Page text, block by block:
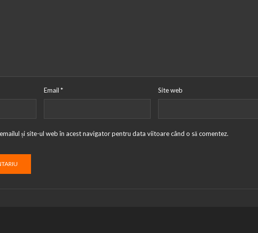
Email* Site web
și site-ul web în acest navigator pentru data viitoare când o să comentez.